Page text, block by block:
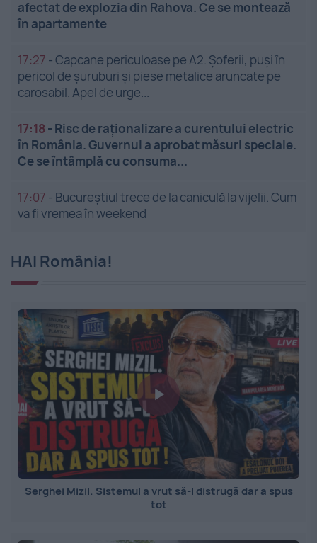
afectat de explozia din Rahova. Ce se montează
în apartamente
17:27 -Capcane periculoase pe A2. Șoferii, puși în
pericol de șuruburi și piese metalice aruncate pe
carosabil. Apel de urge...
17:18 - Risc de raționalizare a curentului electric
în România. Guvernul a aprobat măsuri speciale.
Ce se întâmplă cu consuma...
17:07 - Bucureștiul trece de la caniculă la vijelii. Cum
va fi vremea în weekend
HAI România!
Serghei Mizil. Sistemul a vrut să-l distrugă dar a spus
tot